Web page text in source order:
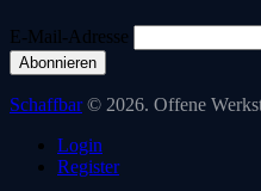
E-Mail-Adresse
Schaffbar© 2026. Offene
Login
Register